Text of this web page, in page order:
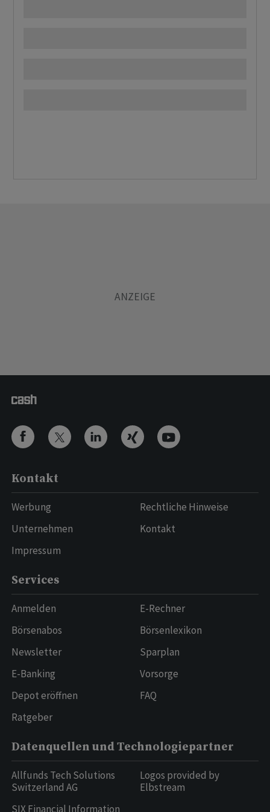
Kontakt
Werbung
Unternehmen
Impressum
Rechtliche Hinweise
Kontakt
Services
Anmelden
Börsenabos
Newsletter
E-Banking
Depot eröffnen
Ratgeber
E-Rechner
Börsenlexikon
Sparplan
Vorsorge
FAQ
Datenquellen und Technologiepartner
Allfunds Tech Solutions
Switzerland AG
SIX Financial Information
Logos provided by
Elbstream